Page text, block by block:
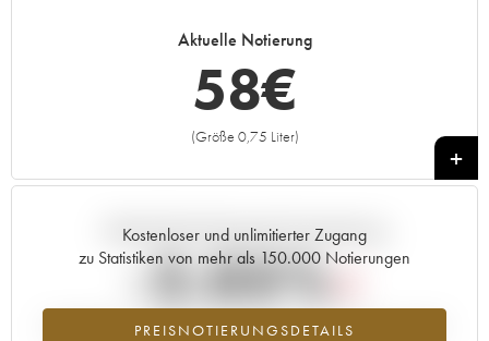
Aktuelle Notierung
58€
(Größe 0,75 Liter)
+
Kostenloser und unlimitierter Zugang
zu Statistiken von mehr als 150.000 Notierungen
PREISNOTIERUNGSDETAILS
Aktuelle Entwicklung der Preisnotierung
-2.05%
Preisabfall des Jahrgangs 2021 im Jahr 2026 im Vergleich zum Jahr